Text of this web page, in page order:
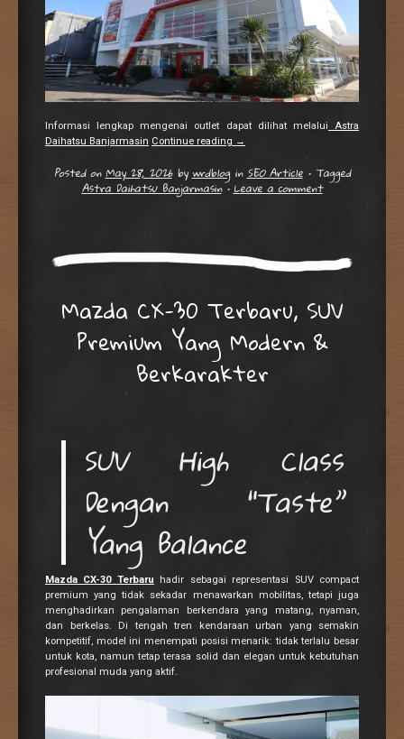
Informasi lengkap mengenai outlet dapat dilihat melalui Astra
Daihatsu Banjarmasin Continue reading →
Posted onMay 28, 2026by wrdblog in SEO Article • Tagged
Astra Daihatsu Banjarmasin • Leave a comment
Mazda CX-30 Terbaru, SUV
Premium Yang Modern &
Berkarakter
SUV High Class
Dengan “Taste”
Yang Balance
Mazda CX-30 Terbaru hadir sebagai representasi SUV compact
premium yang tidak sekadar menawarkan mobilitas, tetapi juga
menghadirkan pengalaman berkendara yang matang, nyaman,
dan berkelas. Di tengah tren kendaraan urban yang semakin
kompetitif, model ini menempati posisi menarik: tidak terlalu besar
untuk kota, namun tetap terasa solid dan elegan untuk kebutuhan
profesional muda yang aktif.